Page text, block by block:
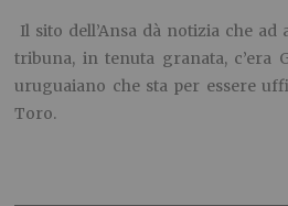
Il sito dell’Ansa dà notizia che ad
tribuna, in tenuta granata, c’era
uruguaiano che sta per essere
Toro.